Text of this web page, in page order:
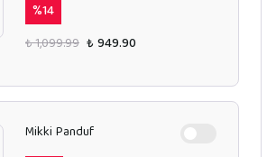
%14
₺ 1,099.99 ₺ 949.90
Mikki Panduf